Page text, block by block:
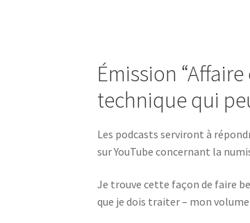
Émission
technique qui
Les podcasts serviront à
sur YouTube concernant la
Je trouve cette façon de faire
que je dois traiter – mon